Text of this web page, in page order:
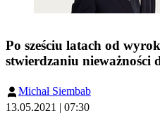
Po sześciu latach od
stwierdzaniu nieważności
Michał Siembab
13.05.2021 | 07:30